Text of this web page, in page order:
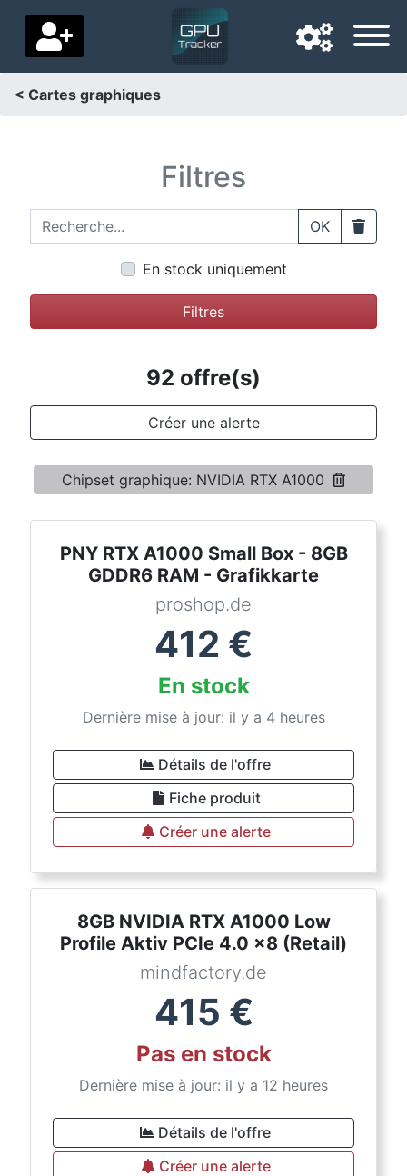
Accueil
Baisses de prix
Paramètres
Soutenez-nous
Conditions
< Cartes graphiques
Filtres
Recherche... OK Clear
En stock uniquement
Filtres
92 offre(s)
Créer une alerte
Chipset graphique: NVIDIA RTX A1000
PNY RTX A1000 Small Box - 8GB
GDDR6 RAM - Grafikkarte
proshop.de
412 €
En stock
Dernière mise à jour: il y a 4 heures
Détails de l'offre
Fiche produit
Créer une alerte
8GB NVIDIA RTX A1000 Low
Profile Aktiv PCIe 4.0 x8 (Retail)
mindfactory.de
415 €
Pas en stock
Dernière mise à jour: il y a 12 heures
Détails de l'offre
Créer une alerte